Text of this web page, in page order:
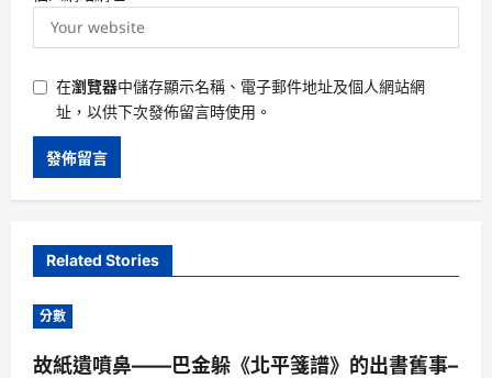
在瀏覽器中儲存顯示名稱、電子郵件地址及個人網站網
址，以供下次發佈留言時使用。
Related Stories
分數
故紙遺噴鼻——巴金躲《北平箋譜》的出書舊事–